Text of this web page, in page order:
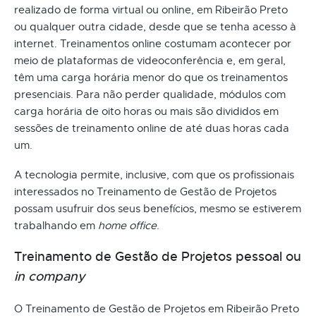
realizado de forma virtual ou online, em Ribeirão Preto
ou qualquer outra cidade, desde que se tenha acesso à
internet. Treinamentos online costumam acontecer por
meio de plataformas de videoconferência e, em geral,
têm uma carga horária menor do que os treinamentos
presenciais. Para não perder qualidade, módulos com
carga horária de oito horas ou mais são divididos em
sessões de treinamento online de até duas horas cada
um.
A tecnologia permite, inclusive, com que os profissionais
interessados no Treinamento de Gestão de Projetos
possam usufruir dos seus benefícios, mesmo se estiverem
trabalhando em home office.
Treinamento de Gestão de Projetos pessoal ou
in company
O Treinamento de Gestão de Projetos em Ribeirão Preto